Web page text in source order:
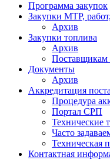
Программа закупок
Закупки МТР,
Архив
Закупки топлива
Архив
Поставщикам
Документы
Архив
Аккредитация
Процедура
Портал СРП
Технические
Часто
Техническая
Контактная